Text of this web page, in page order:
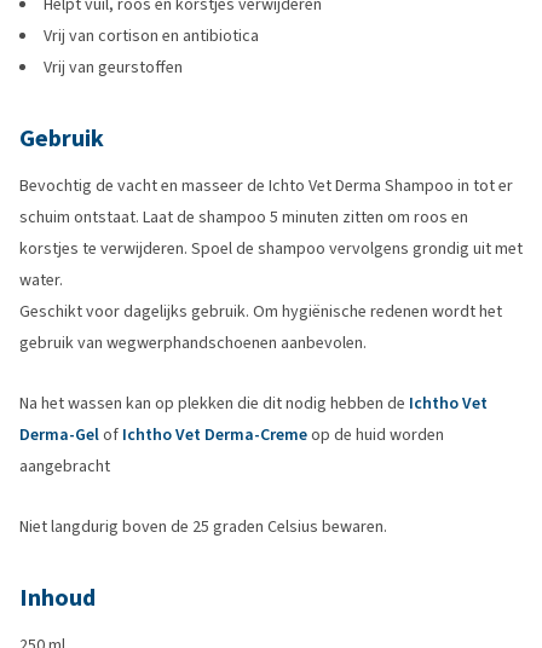
Vrij van cortison en antibiotica
Vrij van geurstoffen
Gebruik
Bevochtig de vacht en masseer de Ichto Vet Derma Shampoo in tot er
schuim ontstaat. Laat de shampoo 5 minuten zitten om roos en
korstjes te verwijderen. Spoel de shampoo vervolgens grondig uit met
water.
Geschikt voor dagelijks gebruik. Om hygiënische redenen wordt het
gebruik van wegwerphandschoenen aanbevolen.
Na het wassen kan op plekken die dit nodig hebben de Ichtho Vet
Derma-Gelof Ichtho Vet Derma-Cremeop de huid worden
aangebracht
Niet langdurig boven de 25 graden Celsius bewaren.
Inhoud